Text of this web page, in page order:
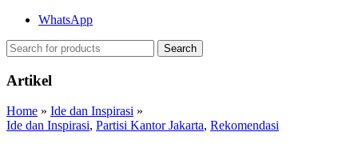
WhatsApp
Search
Artikel
Home » Ide dan Inspirasi »
Ide dan Inspirasi, Partisi Kantor Jakarta, Rekomendasi